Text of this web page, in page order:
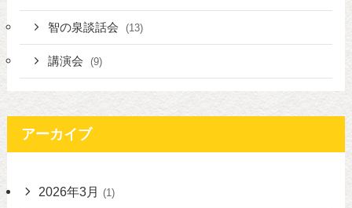
智の泉談話会 (13)
講演会 (9)
アーカイブ
2026年3月 (1)